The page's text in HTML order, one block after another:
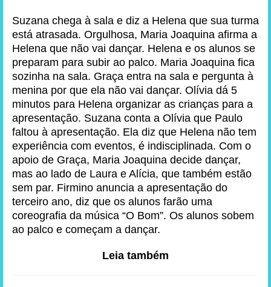
Suzana chega à sala e diz a Helena que sua turma
está atrasada. Orgulhosa, Maria Joaquina afirma a
Helena que não vai dançar. Helena e os alunos se
preparam para subir ao palco. Maria Joaquina fica
sozinha na sala. Graça entra na sala e pergunta à
menina por que ela não vai dançar. Olívia dá 5
minutos para Helena organizar as crianças para a
apresentação. Suzana conta a Olívia que Paulo
faltou à apresentação. Ela diz que Helena não tem
experiência com eventos, é indisciplinada. Com o
apoio de Graça, Maria Joaquina decide dançar,
mas ao lado de Laura e Alícia, que também estão
sem par. Firmino anuncia a apresentação do
terceiro ano, diz que os alunos farão uma
coreografia da música “O Bom”. Os alunos sobem
ao palco e começam a dançar.
Leia também